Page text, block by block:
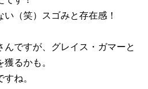
（笑）スゴみと存在感！
んですが、グレイス・ガマーと
るかも。
ね。